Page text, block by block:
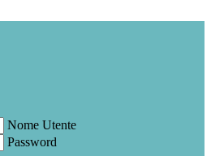
Nome Utente
Password